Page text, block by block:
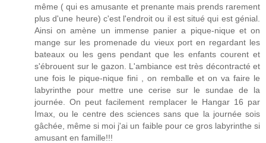
même ( qui es amusante et prenante mais prends rarement
plus d'une heure) c'est l'endroit ou il est situé qui est génial.
Ainsi on amène un immense panier a pique-nique et on
mange sur les promenade du vieux port en regardant les
bateaux ou les gens pendant que les enfants courent et
s'ébrouent sur le gazon. L'ambiance est très décontracté et
une fois le pique-nique fini , on remballe et on va faire le
labyrinthe pour mettre une cerise sur le sundae de la
journée. On peut facilement remplacer le Hangar 16 par
Imax, ou le centre des sciences sans que la journée sois
gâchée, même si moi j'ai un faible pour ce gros labyrinthe si
amusant en famille!!!